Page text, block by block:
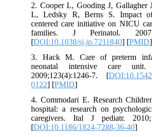
2. Cooper L, Gooding J, Gallagher
L, Ledsky R, Berns S. Impact
centered care initiative on NICU
families. J Perinatol.
[DOI:10.1038/sj.jp.7211840] [PMID
3. Hack M. Care of preterm
neonatal intensive care unit.
2009;123(4):1246-7. [
0122] [PMID
4. Commodari E. Research
hospital: a research on
caregivers. Ital J pediatr.
[DOI:10.1186/1824-7288-36-40